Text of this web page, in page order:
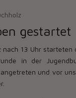
gestartet
nach 13 Uhr starteten
in der
und vor